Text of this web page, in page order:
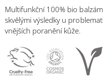
Multifunkční 100% bio
skvělými výsledky u
vnějších poranění kůže.